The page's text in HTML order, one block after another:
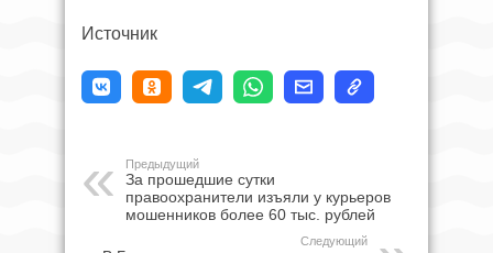
Источник
Предыдущий
За прошедшие сутки
правоохранители изъяли у курьеров
мошенников более 60 тыс. рублей
Следующий